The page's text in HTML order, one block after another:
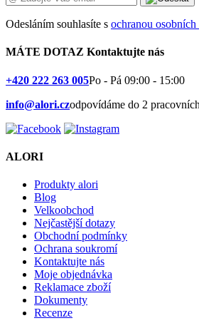
Odesláním souhlasíte s ochranou osobních
MÁTE DOTAZ Kontaktujte nás
+420 222 263 005Po - Pá 09:00 - 15:00
info@alori.czodpovídáme do 2
ALORI
Produkty alori
Blog
Velkoobchod
Nejčastější dotazy
Obchodní podmínky
Ochrana soukromí
Kontaktujte nás
Moje objednávka
Reklamace zboží
Dokumenty
Recenze